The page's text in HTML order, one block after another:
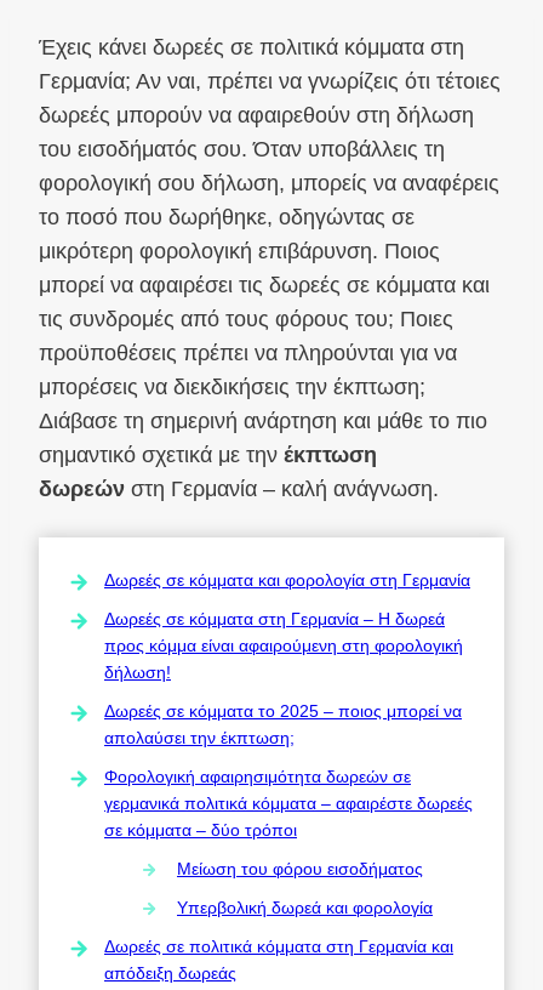
Έχεις κάνει δωρεές σε πολιτικά κόμματα στη
Γερμανία; Αν ναι, πρέπει να γνωρίζεις ότι τέτοιες
δωρεές μπορούν να αφαιρεθούν στη δήλωση
του εισοδήματός σου. Όταν υποβάλλεις τη
φορολογική σου δήλωση, μπορείς να αναφέρεις
το ποσό που δωρήθηκε, οδηγώντας σε
μικρότερη φορολογική επιβάρυνση. Ποιος
μπορεί να αφαιρέσει τις δωρεές σε κόμματα και
τις συνδρομές από τους φόρους του; Ποιες
προϋποθέσεις πρέπει να πληρούνται για να
μπορέσεις να διεκδικήσεις την έκπτωση;
Διάβασε τη σημερινή ανάρτηση και μάθε το πιο
σημαντικό σχετικά με την έκπτωση
δωρεών στη Γερμανία – καλή ανάγνωση.
Δωρεές σε κόμματα και φορολογία στη Γερμανία
Δωρεές σε κόμματα στη Γερμανία – Η δωρεά
προς κόμμα είναι αφαιρούμενη στη φορολογική
δήλωση!
Δωρεές σε κόμματα το 2025 – ποιος μπορεί να
απολαύσει την έκπτωση;
Φορολογική αφαιρησιμότητα δωρεών σε
γερμανικά πολιτικά κόμματα – αφαιρέστε δωρεές
σε κόμματα – δύο τρόποι
Μείωση του φόρου εισοδήματος
Υπερβολική δωρεά και φορολογία
Δωρεές σε πολιτικά κόμματα στη Γερμανία και
απόδειξη δωρεάς